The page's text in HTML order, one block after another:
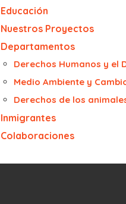
Educación
Nuestros Proyectos
Departamentos
Derechos Humanos y el
Medio Ambiente y
Derechos de los
Inmigrantes
Colaboraciones